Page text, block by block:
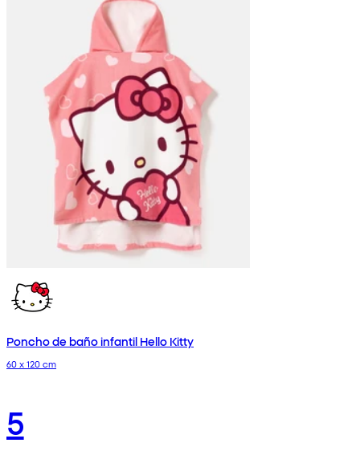
Poncho de baño infantil Hello Kitty
60 x 120 cm
5